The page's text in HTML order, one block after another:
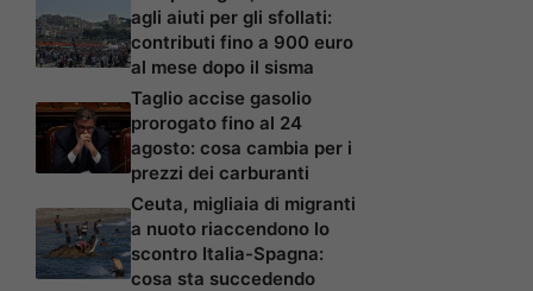
agli aiuti per gli sfollati:
contributi fino a 900 euro
al mese dopo il sisma
Taglio accise gasolio
prorogato fino al 24
agosto: cosa cambia per i
prezzi dei carburanti
Ceuta, migliaia di migranti
a nuoto riaccendono lo
scontro Italia-Spagna:
cosa sta succedendo